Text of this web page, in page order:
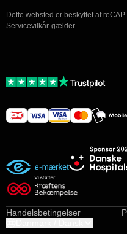
Dette websted er beskyttet af
Servicevilkår gælder.
Handelsbetingelser